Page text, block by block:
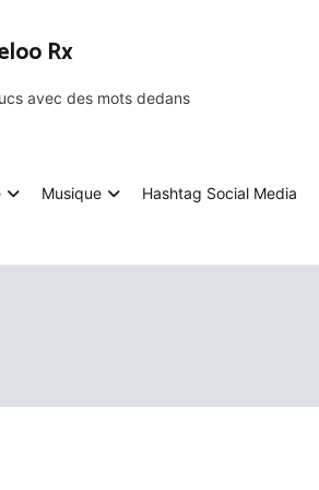
Rx
avec des mots dedans
Musique Hashtag Social Media